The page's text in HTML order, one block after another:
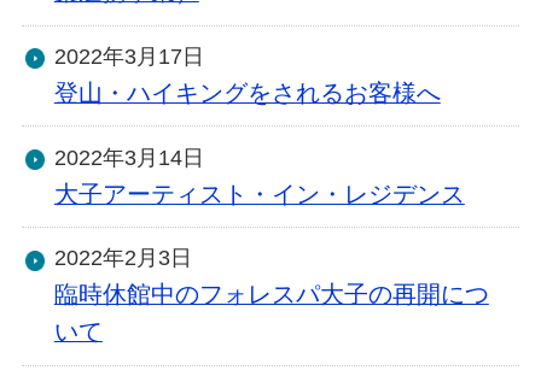
2022年3月17日
登山・ハイキングをされるお客様へ
2022年3月14日
大子アーティスト・イン・レジデンス
2022年2月3日
臨時休館中のフォレスパ大子の再開につ
いて